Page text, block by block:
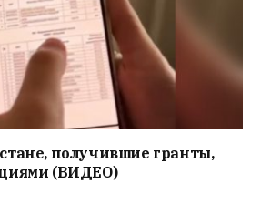
получившие гранты,
(ВИДЕО)